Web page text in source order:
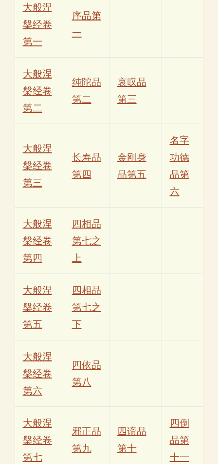
大般涅
槃经卷
第一
序品第
一
大般涅
槃经卷
第二
纯陀品
第二
哀叹品
第三
大般涅
槃经卷
第三
长寿品
第四
金刚身
品第五
名字
功德
品第
六
大般涅
槃经卷
第四
四相品
第七之
上
大般涅
槃经卷
第五
四相品
第七之
下
大般涅
槃经卷
第六
四依品
第八
大般涅
槃经卷
第七
邪正品
第九
四谛品
第十
四倒
品第
十一